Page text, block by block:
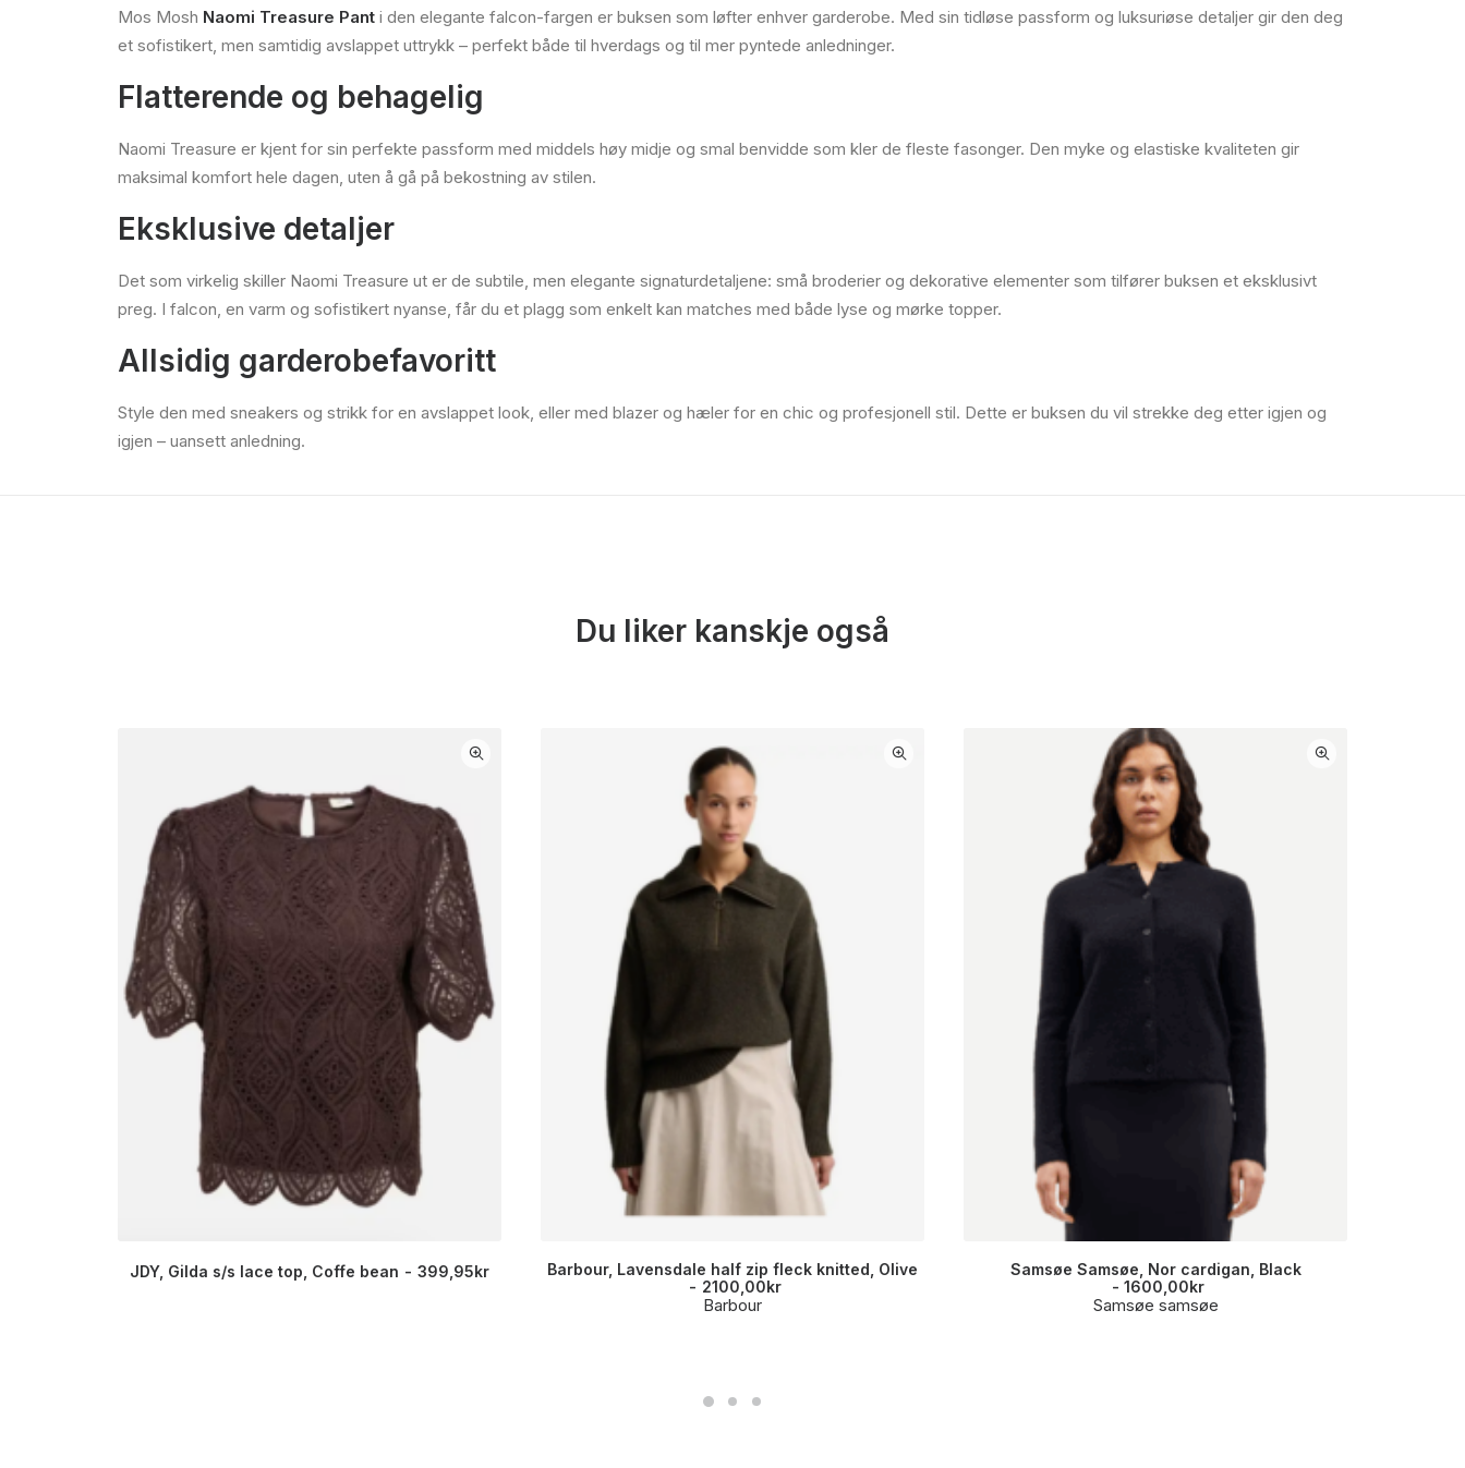
Mos Mosh Naomi Treasure Pant i den elegante falcon-fargen er buksen som løfter enhver garderobe. Med sin tidløse passform og luksuriøse detaljer gir den deg
et sofistikert, men samtidig avslappet uttrykk – perfekt både til hverdags og til mer pyntede anledninger.
Flatterende og behagelig
Naomi Treasure er kjent for sin perfekte passform med middels høy midje og smal benvidde som kler de fleste fasonger. Den myke og elastiske kvaliteten gir
maksimal komfort hele dagen, uten å gå på bekostning av stilen.
Eksklusive detaljer
Det som virkelig skiller Naomi Treasure ut er de subtile, men elegante signaturdetaljene: små broderier og dekorative elementer som tilfører buksen et eksklusivt
preg. I falcon, en varm og sofistikert nyanse, får du et plagg som enkelt kan matches med både lyse og mørke topper.
Allsidig garderobefavoritt
Style den med sneakers og strikk for en avslappet look, eller med blazer og hæler for en chic og profesjonell stil. Dette er buksen du vil strekke deg etter igjen og
igjen – uansett anledning.
Du liker kanskje også
JDY, Gilda s/s lace top, Coffe bean 399,95kr
Barbour, Lavensdale half zip fleck knitted, Olive
2100,00kr
Barbour
Samsøe Samsøe, Nor cardigan, Black
1600,00kr
Samsøe samsøe